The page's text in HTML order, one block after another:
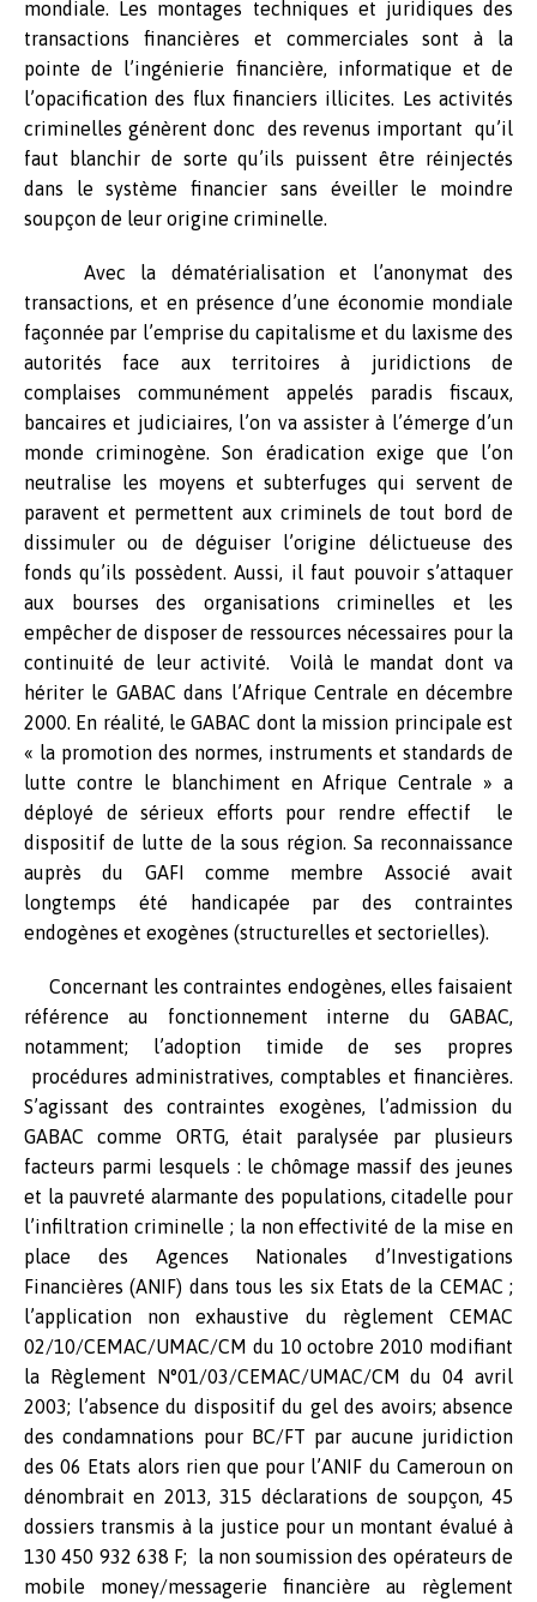
mondiale. Les montages techniques et juridiques des
transactions financières et commerciales sont à la
pointe de l’ingénierie financière, informatique et de
l’opacification des flux financiers illicites. Les activités
criminelles génèrent donc des revenus important qu’il
faut blanchir de sorte qu’ils puissent être réinjectés
dans le système financier sans éveiller le moindre
soupçon de leur origine criminelle.
Avec la dématérialisation et l’anonymat des
transactions, et en présence d’une économie mondiale
façonnée par l’emprise du capitalisme et du laxisme des
autorités face aux territoires à juridictions de
complaises communément appelés paradis fiscaux,
bancaires et judiciaires, l’on va assister à l’émerge d’un
monde criminogène. Son éradication exige que l’on
neutralise les moyens et subterfuges qui servent de
paravent et permettent aux criminels de tout bord de
dissimuler ou de déguiser l’origine délictueuse des
fonds qu’ils possèdent. Aussi, il faut pouvoir s’attaquer
aux bourses des organisations criminelles et les
empêcher de disposer de ressources nécessaires pour la
continuité de leur activité. Voilà le mandat dont va
hériter le GABAC dans l’Afrique Centrale en décembre
2000. En réalité, le GABAC dont la mission principale est
« la promotion des normes, instruments et standards de
lutte contre le blanchiment en Afrique Centrale » a
déployé de sérieux efforts pour rendre effectif le
dispositif de lutte de la sous région. Sa reconnaissance
auprès du GAFI comme membre Associé avait
longtemps été handicapée par des contraintes
endogènes et exogènes (structurelles et sectorielles).
Concernant les contraintes endogènes, elles faisaient
référence au fonctionnement interne du GABAC,
notamment; l’adoption timide de ses propres
procédures administratives, comptables et financières.
S’agissant des contraintes exogènes, l’admission du
GABAC comme ORTG, était paralysée par plusieurs
facteurs parmi lesquels : le chômage massif des jeunes
et la pauvreté alarmante des populations, citadelle pour
l’infiltration criminelle ; la non effectivité de la mise en
place des Agences Nationales d’Investigations
Financières (ANIF) dans tous les six Etats de la CEMAC ;
l’application non exhaustive du règlement CEMAC
02/10/CEMAC/UMAC/CM du 10 octobre 2010 modifiant
la Règlement N°01/03/CEMAC/UMAC/CM du 04 avril
2003; l’absence du dispositif du gel des avoirs; absence
des condamnations pour BC/FT par aucune juridiction
des 06 Etats alors rien que pour l’ANIF du Cameroun on
dénombrait en 2013, 315 déclarations de soupçon, 45
dossiers transmis à la justice pour un montant évalué à
130 450 932 638 F; la non soumission des opérateurs de
mobile money/messagerie financière au règlement